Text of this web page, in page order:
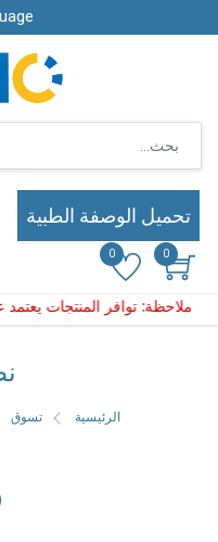
:
تحميل الوصفة الطبية
0
0
يعتمد على طريقة
:
تحميل الوصفة الطبية
0
0
توافر المنتجات
الرئيسية تسوق